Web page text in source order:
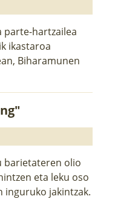
parte-hartzailea
ikastaroa
Biharamunen
barietateren olio
eta leku oso
jakintzak.